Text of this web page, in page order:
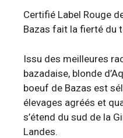
Certifié Label Rouge
Bazas fait la fierté du
Issu des meilleures
bazadaise, blonde
boeuf de Bazas est
élevages agréés et
s’étend du sud de la
Landes.